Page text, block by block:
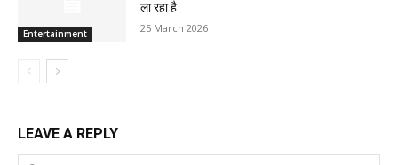
Entertainment
ला रहा है
25 March 2026
LEAVE A REPLY